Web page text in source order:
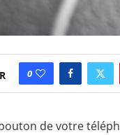
0
de votre